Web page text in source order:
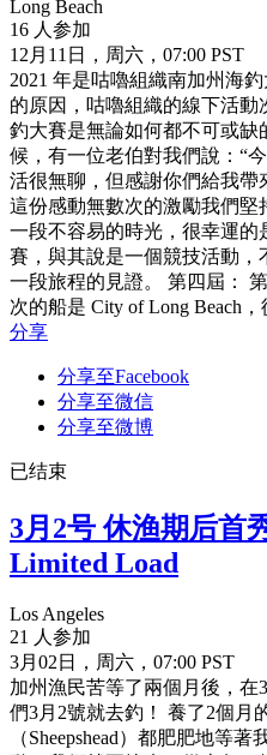
Long Beach
16 人参加
12月11日，周六，07:00 PST
2021 年是咕嚕組織南加州海
的原因，咕嚕組織的線下活
釣大賽是無論如何都不可或
候，有一位老伯對我們說：“
活很無聊，但感謝你們給我帶
這份感動無數次的激勵我們堅
一段不容易的時光，很幸運的
賽，與其說是一個競技活動，
一段旅程的見證。 第四屆：
次的船是 City of Long Beach，
分享
分享至Facebook
分享至微信
分享至微博
已结束
3月2号 休渔期后首
Limited Load
Los Angeles
21 人参加
3月02日，周六，07:00 PST
加州漁民苦等了兩個月後，
們3月2號就去釣！ 養了2個月
（Sheepshead）都肥肥地等